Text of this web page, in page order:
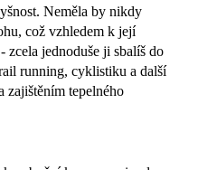
Neměla by nikdy
což vzhledem k její
zcela jednoduše ji sbalíš do
running, cyklistiku a další
zajištěním tepelného